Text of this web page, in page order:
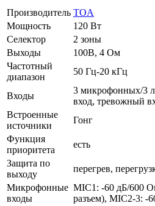
Производитель TOA
Мощность
120 Вт
Селектор
2 зоны
Выходы
100В, 4 Ом
Частотный
диапазон
50 Гц-20 кГц
Входы
3 микрофонных/3
вход, тревожный
Встроенные
источники
Гонг
Функция
приоритета
есть
Защита по
выходу
перегрев,
Микрофонные
входы
MIC1: -60 дБ/600
разъем), MIC2-3: -